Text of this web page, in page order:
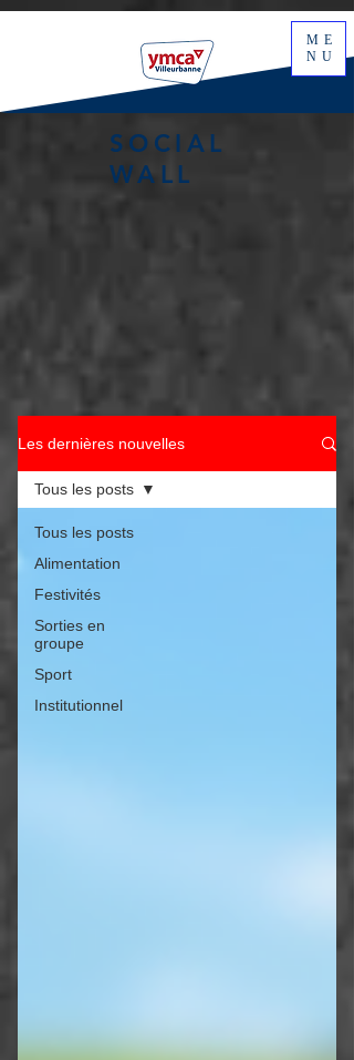
ME
NU
SOCIAL
WALL
Les dernières nouvelles
Tous les posts
Alimentation
Festivités
Sorties en
groupe
Sport
Institutionnel
Tous les posts